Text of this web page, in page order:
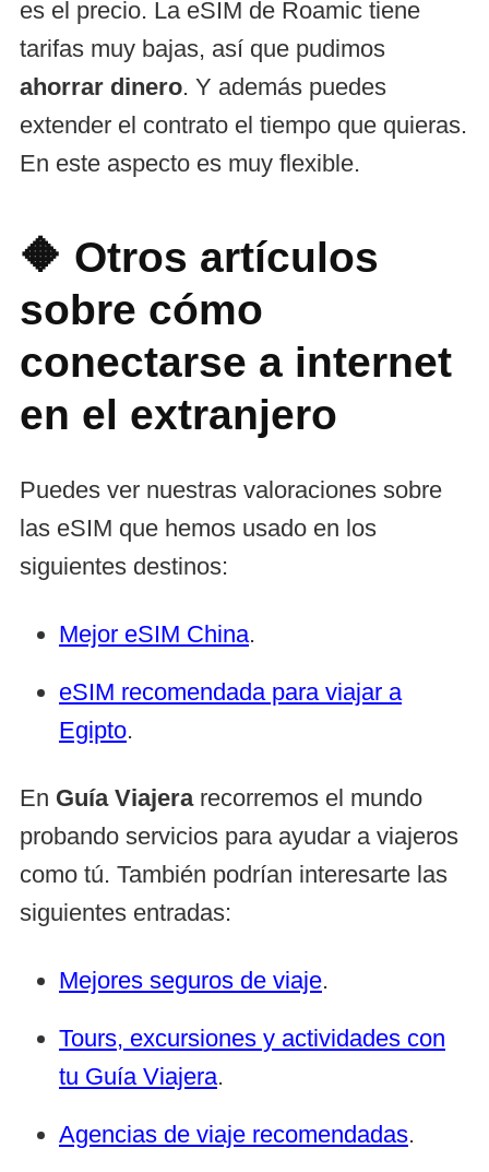
es el precio. La eSIM de Roamic tiene
tarifas muy bajas, así que pudimos
ahorrar dinero. Y además puedes
extender el contrato el tiempo que quieras.
En este aspecto es muy flexible.
🔶 Otros artículos
sobre cómo
conectarse a internet
en el extranjero
Puedes ver nuestras valoraciones sobre
las eSIM que hemos usado en los
siguientes destinos:
Mejor eSIM China.
eSIM recomendada para viajar a
Egipto.
En Guía Viajerarecorremos el mundo
probando servicios para ayudar a viajeros
como tú. También podrían interesarte las
siguientes entradas:
Mejores seguros de viaje.
Tours, excursiones y actividades con
tu Guía Viajera.
Agencias de viaje recomendadas.